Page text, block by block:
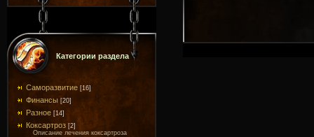
Категории раздела
Саморазвитие [16]
Финансы [20]
Разное [14]
Коксартроз [2]
Описание лечения коксартроза